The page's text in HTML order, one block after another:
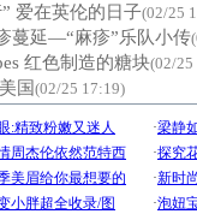
爱在英伦的日子(02/25
蔓延—“麻疹”乐队小传
红色制造的糖块(02/25
国(02/25 17:19)